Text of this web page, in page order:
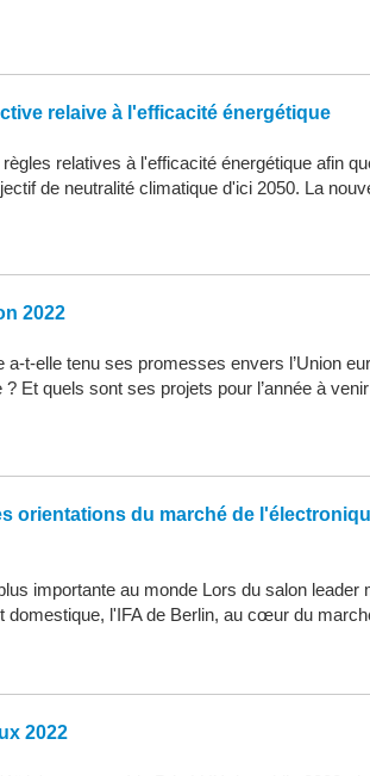
relaive à l'efficacité énergétique
relatives à l'efficacité énergétique afin
de neutralité climatique d'ici 2050. La
2022
t-elle tenu ses promesses envers l’Union
? Et quels sont ses projets pour l’année à
orientations du marché de
importante au monde Lors du salon leader
domestique, l'IFA de Berlin, au cœur du
2022